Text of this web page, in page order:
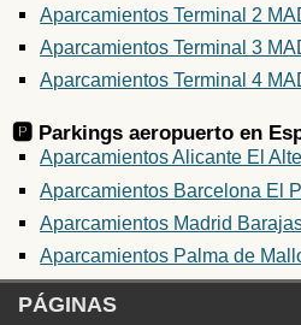
Aparcamientos Terminal 2
Aparcamientos Terminal 3
Aparcamientos Terminal 4
🅿️ Parkings aeropuerto en
Aparcamientos Alicante El
Aparcamientos Barcelona El
Aparcamientos Madrid
Aparcamientos Palma de
PÁGINAS